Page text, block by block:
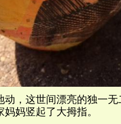
动，这世间漂亮的独一
妈竖起了大拇指。